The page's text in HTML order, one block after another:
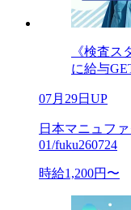
《検査
に給与
07月29日UP
日本マニュフ
01/fuku260724
時給1,200円〜